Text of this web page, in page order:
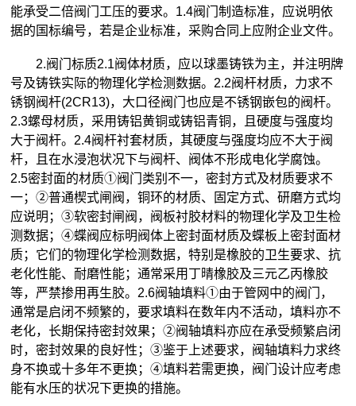
能承受二倍阀门工压的要求。1.4阀门制造标准，应说明依
据的国标编号，若是企业标准，采购合同上应附企业文件。
2.阀门标质2.1阀体材质，应以球墨铸铁为主，并注明牌
号及铸铁实际的物理化学检测数据。2.2阀杆材质，力求不
锈钢阀杆(2CR13)，大口径阀门也应是不锈钢嵌包的阀杆。
2.3螺母材质，采用铸铝黄铜或铸铝青铜，且硬度与强度均
大于阀杆。2.4阀杆衬套材质，其硬度与强度均应不大于阀
杆，且在水浸泡状况下与阀杆、阀体不形成电化学腐蚀。
2.5密封面的材质①阀门类别不一，密封方式及材质要求不
一；②普通楔式闸阀，铜环的材质、固定方式、研磨方式均
应说明；③软密封闸阀，阀板衬胶材料的物理化学及卫生检
测数据；④蝶阀应标明阀体上密封面材质及蝶板上密封面材
质；它们的物理化学检测数据，特别是橡胶的卫生要求、抗
老化性能、耐磨性能；通常采用丁晴橡胶及三元乙丙橡胶
等，严禁掺用再生胶。2.6阀轴填料①由于管网中的阀门，
通常是启闭不频繁的，要求填料在数年内不活动，填料亦不
老化，长期保持密封效果；②阀轴填料亦应在承受频繁启闭
时，密封效果的良好性；③鉴于上述要求，阀轴填料力求终
身不换或十多年不更换；④填料若需更换，阀门设计应考虑
能有水压的状况下更换的措施。